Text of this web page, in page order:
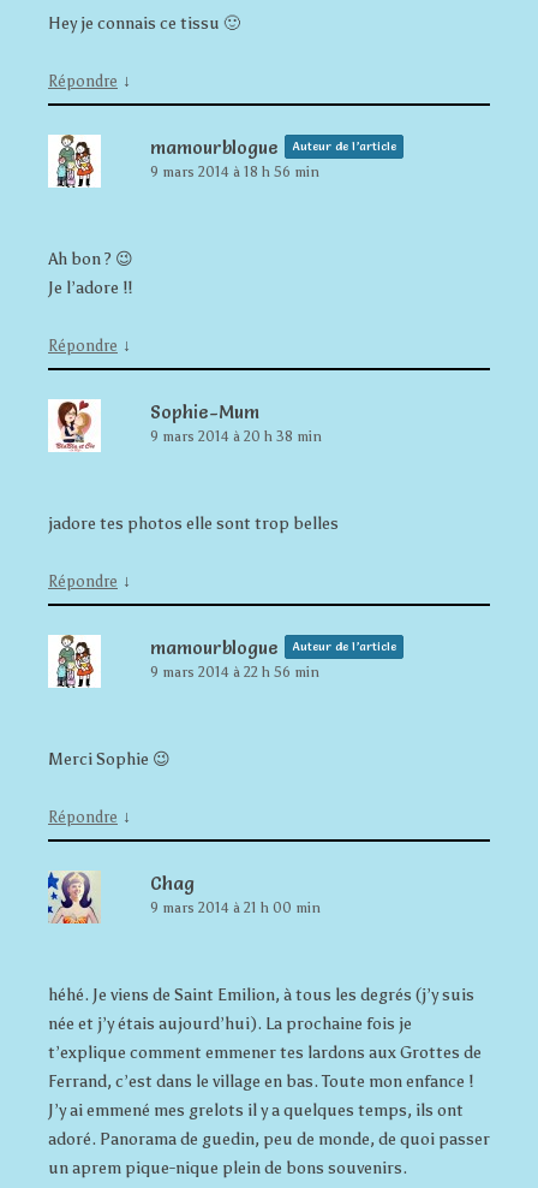
Hey je connais ce tissu 🙂
Répondre ↓
mamourblogue Auteur de l’article
9 mars 2014 à 18 h 56 min
Ah bon ? 😉
Je l’adore !!
Répondre ↓
Sophie-Mum
9 mars 2014 à 20 h 38 min
jadore tes photos elle sont trop belles
Répondre ↓
mamourblogue Auteur de l’article
9 mars 2014 à 22 h 56 min
Merci Sophie 😉
Répondre ↓
Chag
9 mars 2014 à 21 h 00 min
héhé. Je viens de Saint Emilion, à tous les degrés (j’y suis
née et j’y étais aujourd’hui). La prochaine fois je
t’explique comment emmener tes lardons aux Grottes de
Ferrand, c’est dans le village en bas. Toute mon enfance !
J’y ai emmené mes grelots il y a quelques temps, ils ont
adoré. Panorama de guedin, peu de monde, de quoi passer
un aprem pique-nique plein de bons souvenirs.